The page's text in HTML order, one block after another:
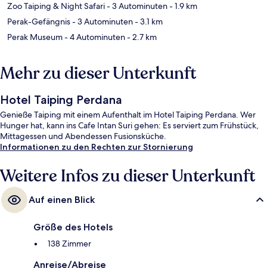
Zoo Taiping & Night Safari- 3 Autominuten- 1.9 km
Perak-Gefängnis- 3 Autominuten- 3.1 km
Perak Museum- 4 Autominuten- 2.7 km
Mehr zu dieser Unterkunft
Hotel Taiping Perdana
Genieße Taiping mit einem Aufenthalt im Hotel Taiping Perdana. Wer
Hunger hat, kann ins Cafe Intan Suri gehen: Es serviert zum Frühstück,
Mittagessen und Abendessen Fusionsküche.
Informationen zu den Rechten zur Stornierung
Weitere Infos zu dieser Unterkunft
Auf einen Blick
Größe des Hotels
138 Zimmer
Anreise/Abreise